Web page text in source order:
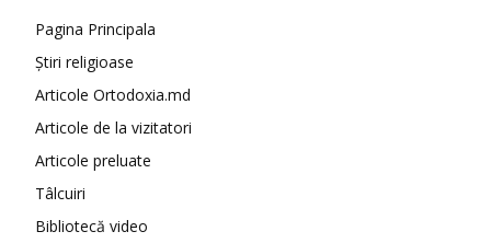
Pagina Principala
Știri religioase
Articole Ortodoxia.md
Articole de la vizitatori
Articole preluate
Tâlcuiri
Bibliotecă video